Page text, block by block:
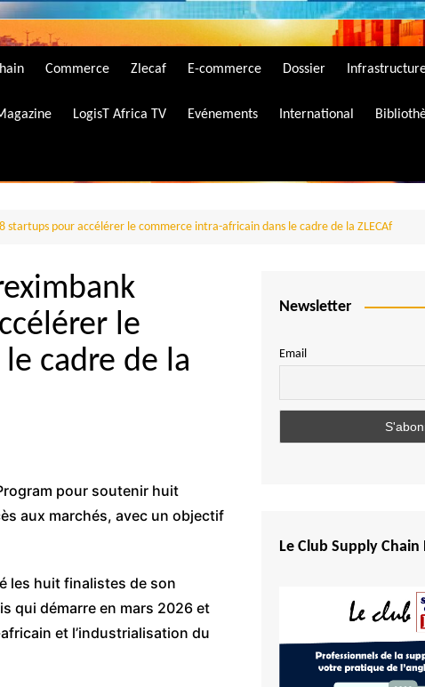
Commerce Zlecaf E-commerce Dossier
LogisT Africa TV Evénements International
pour accélérer le commerce intra-africain dans le cadre de la ZLECAf
le
cadre de la
pour soutenir huit
aux marchés, avec un objectif
les huit finalistes de son
qui démarre en mars 2026 et
et l’industrialisation du
Newsletter
Email
Le Club Supply Chain